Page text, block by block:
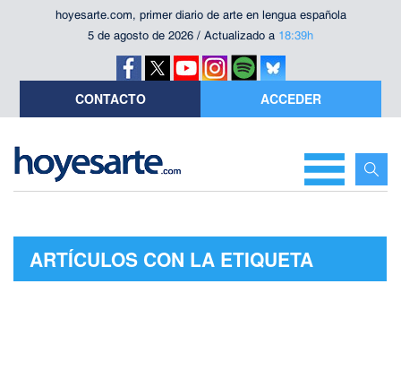
hoyesarte.com, primer diario de arte en lengua española
5 de agosto de 2026 / Actualizado a 18:39h
CONTACTO ACCEDER
ARTÍCULOS CON LA ETIQUETA